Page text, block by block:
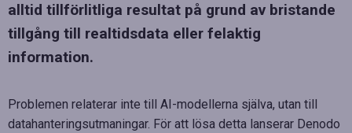
alltid tillförlitliga resultat på grund av bristande
tillgång till realtidsdata eller felaktig
information.
Problemen relaterar inte till AI-modellerna själva, utan till
datahanteringsutmaningar. För att lösa detta lanserar Denodo